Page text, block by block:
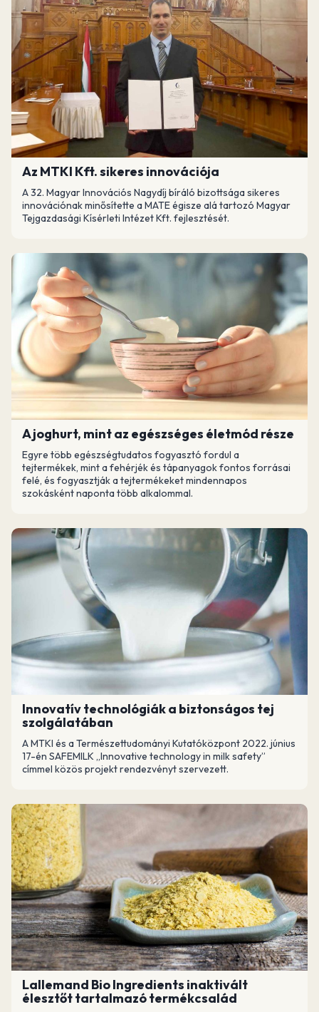
Az MTKI Kft. sikeres innovációja
A 32. Magyar Innovációs Nagydíj bíráló bizottsága sikeres
innovációnak minősítette a MATE égisze alá tartozó Magyar
Tejgazdasági Kísérleti Intézet Kft. fejlesztését.
A joghurt, mint az egészséges életmód része
Egyre több egészségtudatos fogyasztó fordul a
tejtermékek, mint a fehérjék és tápanyagok fontos forrásai
felé, és fogyasztják a tejtermékeket mindennapos
szokásként naponta több alkalommal.
Innovatív technológiák a biztonságos tej
szolgálatában
A MTKI és a Természettudományi Kutatóközpont 2022. június
17-én SAFEMILK „Innovative technology in milk safety”
címmel közös projekt rendezvényt szervezett.
Lallemand Bio Ingredients inaktivált
élesztőt tartalmazó termékcsalád